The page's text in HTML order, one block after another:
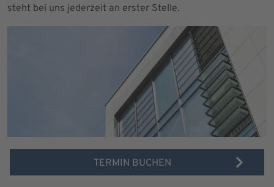
steht bei uns jederzeit an erster Stelle.
TERMIN BUCHEN